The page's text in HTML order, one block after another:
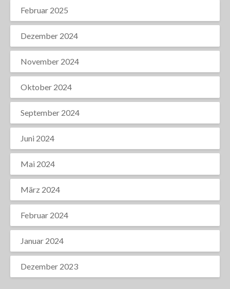
Februar 2025
Dezember 2024
November 2024
Oktober 2024
September 2024
Juni 2024
Mai 2024
März 2024
Februar 2024
Januar 2024
Dezember 2023